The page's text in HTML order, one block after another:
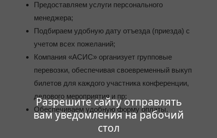
Разрешите сайту отправлять
вам уведомления на рабочий
стол
Предоставляем услуги персонального
менеджера;
Подбираем удобную дату отъезда (приезда) с
учетом всех пожеланий;
Компания «АСИС» организует групповые
перевозки, обеспечивая своевременный выкуп
билетов для каждого участника конференции,
делового мероприятия и пр;
Обеспечиваем удобную форму оплаты.